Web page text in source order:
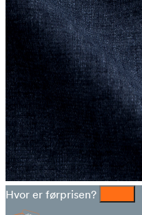
Hvor er førprisen?